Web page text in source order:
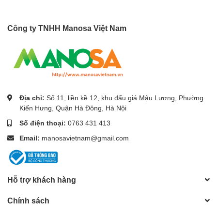
Công ty TNHH Manosa Việt Nam
Địa chỉ: Số 11, liền kề 12, khu đấu giá Mậu Lương, Phường
Kiến Hưng, Quận Hà Đông, Hà Nội
Số điện thoại: 0763 431 413
Email: manosavietnam@gmail.com
Hỗ trợ khách hàng
Chính sách